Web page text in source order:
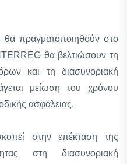
θα πραγματοποιηθούν στο
θα βελτιώσουν τη
και τη διασυνοριακή
μείωση του χρόνου
ασφάλειας.
στην επέκταση της
στη διασυνοριακή